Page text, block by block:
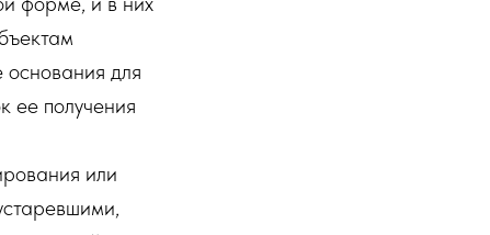
для
ее получения
или